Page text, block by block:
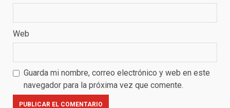
Web
Guarda mi nombre, correo electrónico y web en este
navegador para la próxima vez que comente.